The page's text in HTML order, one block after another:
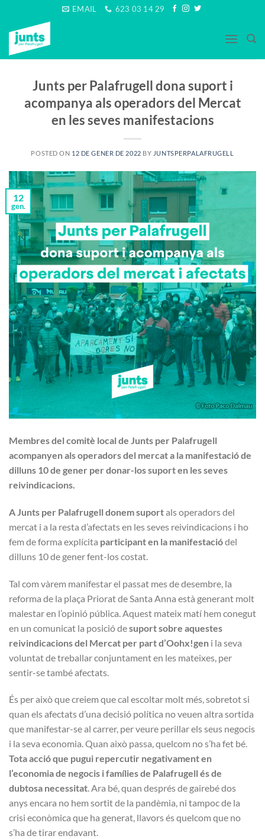
content
EMAIL 623 03 14 29
Junts per Palafrugell dona suport i
acompanya als operadors del Mercat
en les seves manifestacions
POSTED ON 12 DE GENER DE 2022 BY JUNTSPERPALAFRUGELL
12
gen.
Membres del comitè local de Junts per Palafrugell
acompanyen als operadors del mercat a la manifestació de
dilluns 10 de gener per donar-los suport en les seves
reivindicacions.
A Junts per Palafrugell donem suportals operadors del
mercat i a la resta d’afectats en les seves reivindicacions i ho
fem de forma explícita participant en la manifestaciódel
dilluns 10 de gener fent-los costat.
Tal com vàrem manifestar el passat mes de desembre, la
reforma de la plaça Priorat de Santa Anna està generant molt
malestar en l’opinió pública. Aquest mateix matí hem conegut
en un comunicat la posició desuport sobre aquestes
reivindicacions del Mercat per part d’Oohx!gen i la seva
voluntat de treballar conjuntament en les mateixes, per
sentir-se també afectats.
És per això que creiem que cal escoltar molt més, sobretot si
quan els afectats d’una decisió política no veuen altra sortida
que manifestar-se al carrer, per veure perillar els seus negocis
i la seva economia. Quan això passa, quelcom no s’ha fet bé.
Tota acció que pugui repercutir negativament en
l’economia de negocis i famílies de Palafrugell és de
dubtosa necessitat. Ara bé, quan després de gairebé dos
anys encara no hem sortit de la pandèmia, ni tampoc de la
crisi econòmica que ha generat, llavors és quelcom que no
s’ha de tirar endavant.